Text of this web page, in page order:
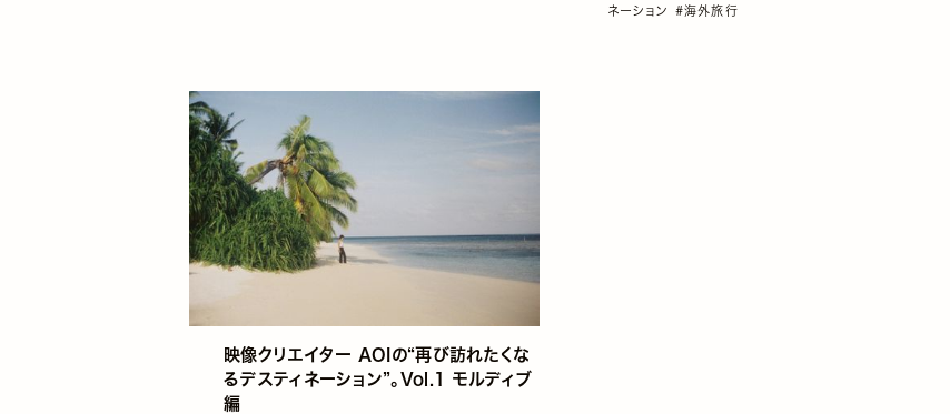
ネーション #海外旅行
映像クリエイター AOIの“再び訪れたくな
るデスティネーション”。Vol.1 モルディブ
編